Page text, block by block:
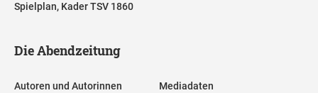
Spielplan, Kader TSV 1860
Die Abendzeitung
Autoren und Autorinnen Mediadaten